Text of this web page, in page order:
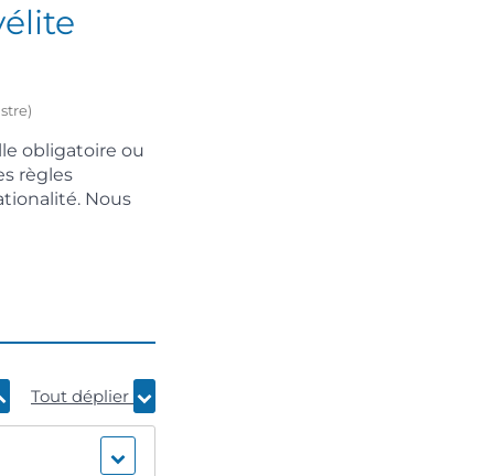
obligatoire ou
règles
Nous
Tout déplier